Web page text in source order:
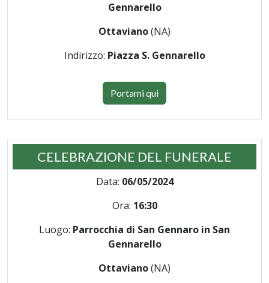
Gennarello
Ottaviano(NA)
Indirizzo: Piazza S. Gennarello
Portami qui
CELEBRAZIONE DEL FUNERALE
Data: 06/05/2024
Ora: 16:30
Luogo: Parrocchia di San Gennaro in San
Gennarello
Ottaviano(NA)